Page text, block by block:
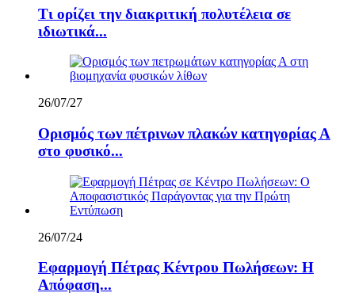
Τι ορίζει την διακριτική πολυτέλεια σε
ιδιωτικά...
26/07/27
Ορισμός των πέτρινων πλακών κατηγορίας Α
στο φυσικό...
26/07/24
Εφαρμογή Πέτρας Κέντρου Πωλήσεων: Η
Απόφαση...